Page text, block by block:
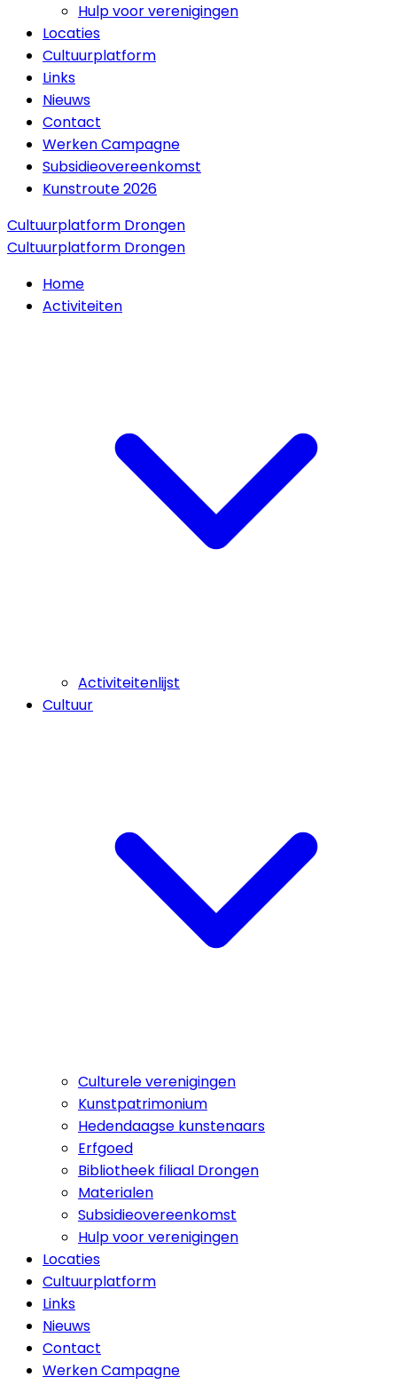
Hulp voor verenigingen
Locaties
Cultuurplatform
Links
Nieuws
Contact
Werken Campagne
Subsidieovereenkomst
Kunstroute 2026
Cultuurplatform Drongen
Cultuurplatform Drongen
Home
Activiteiten
Activiteitenlijst
Cultuur
Culturele verenigingen
Kunstpatrimonium
Hedendaagse kunstenaars
Erfgoed
Bibliotheek filiaal Drongen
Materialen
Subsidieovereenkomst
Hulp voor verenigingen
Locaties
Cultuurplatform
Links
Nieuws
Contact
Werken Campagne